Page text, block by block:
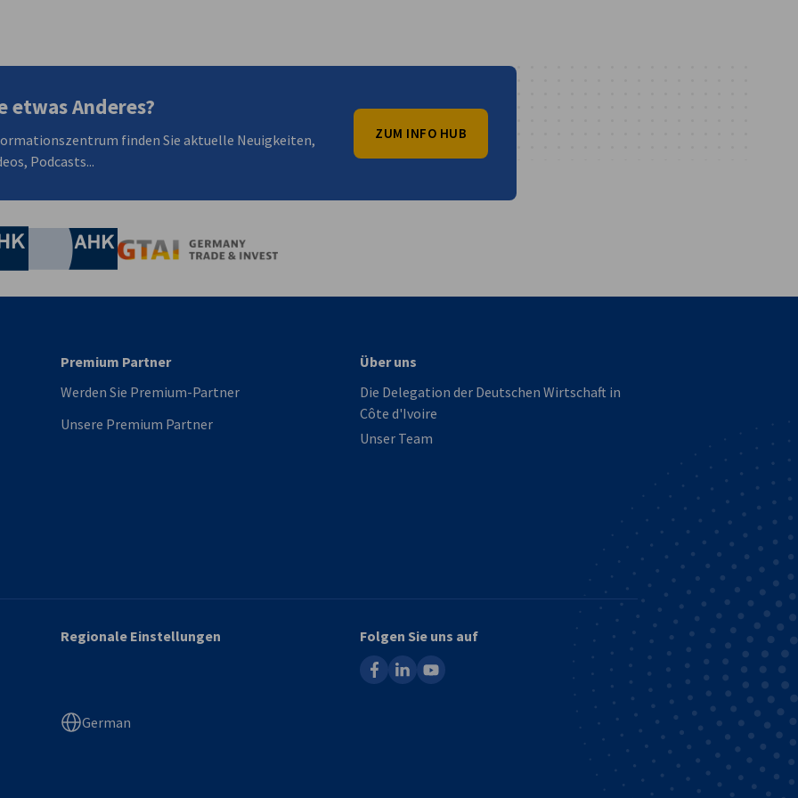
etwas Anderes?
finden Sie aktuelle Neuigkeiten,
Podcasts...
ZUM INFO HUB
Industrie- und Handelskammer
Industrie- und Handelskammer
AHK.de
Premium Partner
Werden Sie Premium-Partner
Unsere Premium Partner
Über uns
Die Delegation der Deutschen Wirtschaft in
Côte d'Ivoire
Unser Team
Regionale Einstellungen
German
Folgen Sie uns auf
facebooklinkedinyoutube